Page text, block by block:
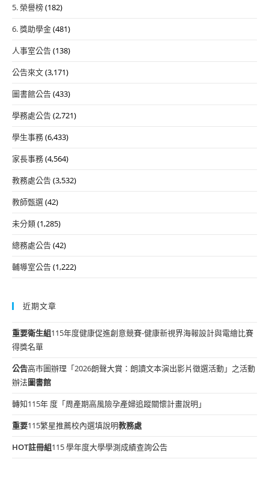
5. 榮譽榜(182)
6. 獎助學金(481)
人事室公告(138)
公告來文(3,171)
圖書館公告(433)
學務處公告(2,721)
學生事務(6,433)
家長事務(4,564)
教務處公告(3,532)
教師甄選(42)
未分類(1,285)
總務處公告(42)
輔導室公告(1,222)
近期文章
重要衛生組115年度健康促進創意競賽-健康新視界海報設計與電繪比賽
得獎名單
公告高市圖辦理「2026朗聲大賞：朗讀文本演出影片徵選活動」之活動
辦法圖書館
轉知115年 度「周產期高風險孕產婦追蹤關懷計畫說明」
重要115繁星推薦校內選填說明教務處
HOT註冊組115 學年度大學學測成績查詢公告